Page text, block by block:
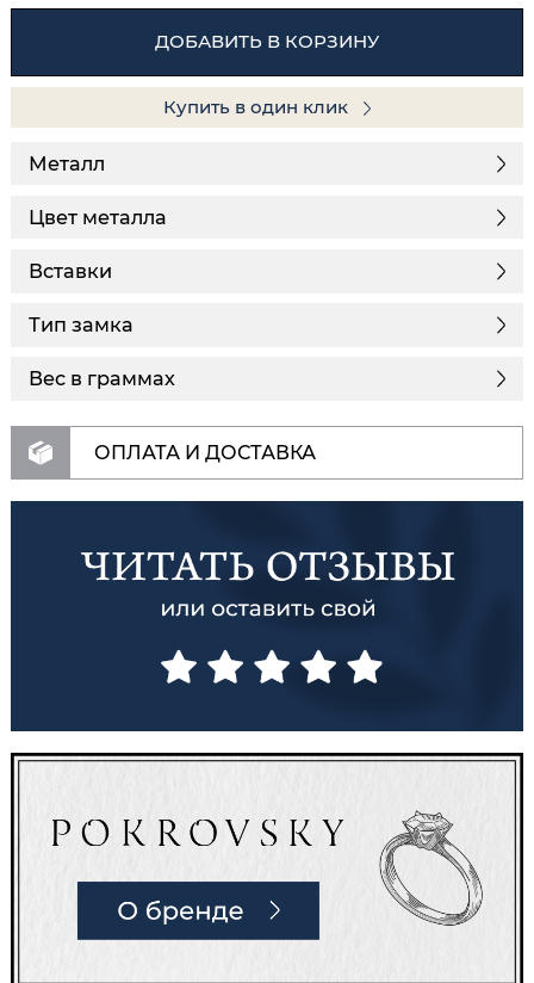
ДОБАВИТЬ В КОРЗИНУ
Купить в один клик
Металл
Цвет металла
Вставки
Тип замка
Вес в граммах
ОПЛАТА И ДОСТАВКА